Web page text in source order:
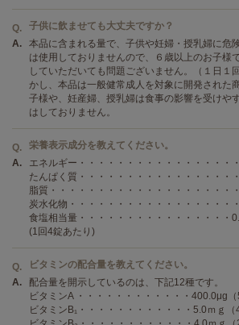
Q. 子供に飲ませても大丈夫ですか？
A.
本品に含まれる量で、子供や妊婦・授乳婦に危
は使用しておりませんので、６歳以上のお子様
していただいても問題ございません。（１日１
かし、本品は一般健常成人を対象に開発された
子様や、妊産婦、授乳婦は食事の影響を受けや
はしておりません。
Q. 栄養表示成分を教えてください。
A.
エネルギー・・・・・・・・・・・・・・・・
たんぱく質・・・・・・・・・・・・・・・・
脂質・・・・・・・・・・・・・・・・・・・
炭水化物・・・・・・・・・・・・・・・・・
食塩相当量・・・・・・・・・・・・・・・・
(1回4錠あたり)
Q. ビタミンの配合量を教えてください。
A.
配合量を開示しているのは、下記12種です。
ビタミンA ・・・・・・・・・・・・400.0μg（
ビタミンB₁・・・・・・・・・・・・5.0ｍｇ（